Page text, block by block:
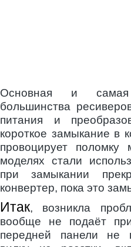
Основная и самая
большинства
питания и
короткое замыкание в
провоцирует поломку
моделях стали
при замыкании
конвертер, пока это
Итак, возникла
вообще не подаёт
передней панели не